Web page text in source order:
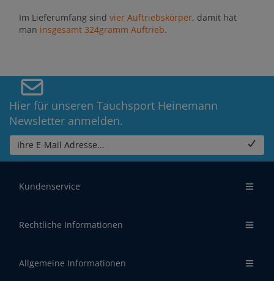
Im Lieferumfang sind vier Auftriebskörper, damit hat
man insgesamt 324gramm Auftrieb.
Hier für unseren Tauchsport Heinemann
Newsletter anmelden.
Ihre E-Mail Adresse...
Kundenservice
Rechtliche Informationen
Allgemeine Informationen